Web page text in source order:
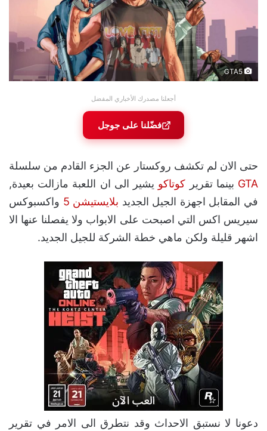
GTA5
أجعلنا مصدرك الأخباري المفضل
فضّلنا على جوجل
حتى الان لم تكشف روكستار عن الجزء القادم من سلسلة
GTA بينما تقرير كوتاكو يشير الى ان اللعبة مازالت بعيدة,
في المقابل اجهزة الجيل الجديد بلايستيشن 5
واكسبوكس
سيريس اكس التي اصبحت على الابواب ولا يفصلنا عنها الا
اشهر قليلة ولكن ماهي خطة الشركة للجيل الجديد.
دعونا لا نستبق الاحداث وقد نتطرق الى الامر في تقرير